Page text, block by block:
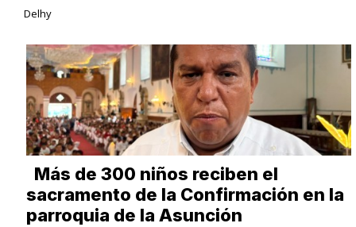
Delhy
Más de 300 niños reciben el
sacramento de la Confirmación en la
parroquia de la Asunción